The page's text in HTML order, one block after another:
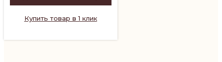
Купить товар в 1 клик